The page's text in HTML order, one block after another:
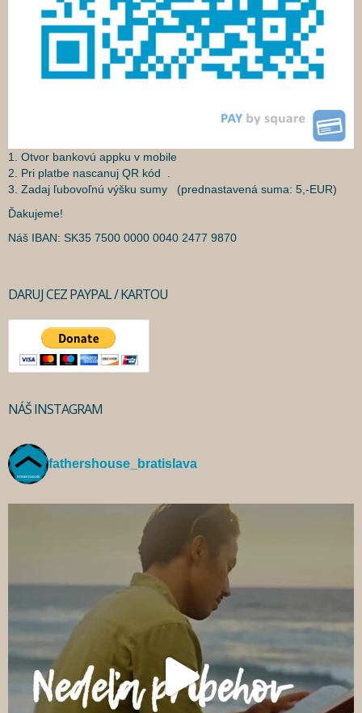
1. Otvor bankovú appku v mobile
2. Pri platbe nascanuj QR kód .
3. Zadaj ľubovoľnú výšku sumy (prednastavená suma: 5,-EUR)
Ďakujeme!
Náš IBAN: SK35 7500 0000 0040 2477 9870
DARUJ CEZ PAYPAL / KARTOU
NÁŠ INSTAGRAM
fathershouse_bratislava